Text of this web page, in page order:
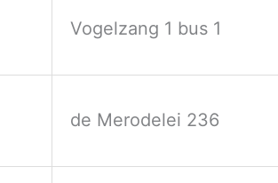
Vogelzang 1 bus 1
de Merodelei 236